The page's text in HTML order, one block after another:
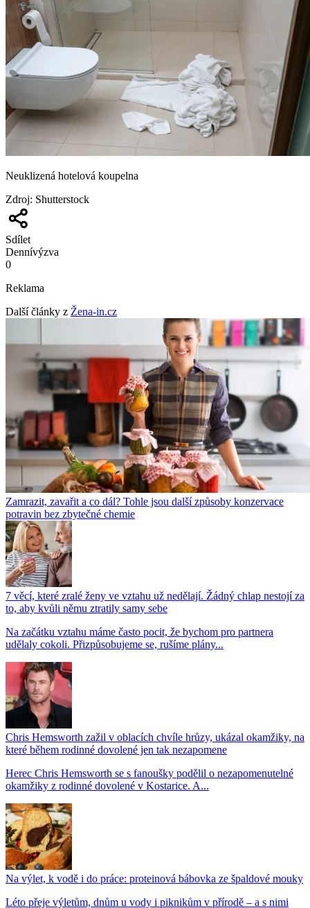
Neuklizená hotelová koupelna
Zdroj: Shutterstock
Sdílet
Dennívýzva
0
Reklama
Další články z Žena-in.cz
Zamrazit, zavařit a co dál? Tohle jsou další způsoby konzervace
potravin bez zbytečné chemie
7 věcí, které zralé ženy ve vztahu už nedělají. Žádný chlap nestojí za
to, aby kvůli němu ztratily samy sebe
Na začátku vztahu máme často pocit, že bychom pro partnera
udělaly cokoli. Přizpůsobujeme se, rušíme plány...
Chris Hemsworth zažil v oblacích chvíle hrůzy, ukázal okamžiky, na
které během rodinné dovolené jen tak nezapomene
Herec Chris Hemsworth se s fanoušky podělil o nezapomenutelné
okamžiky z rodinné dovolené v Kostarice. A...
Na výlet, k vodě i do práce: proteinová bábovka ze špaldové mouky
Léto přeje výletům, dnům u vody i piknikům v přírodě – a s nimi